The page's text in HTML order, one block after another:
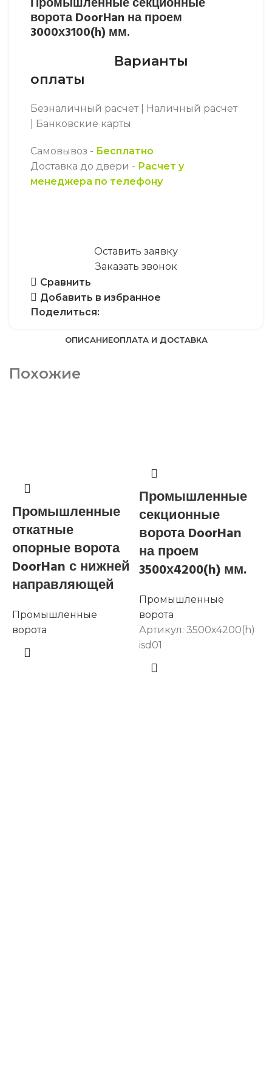
ворота DoorHan на проем
3000х3100(h) мм.
Варианты
оплаты
Безналичный расчет | Наличный расчет
| Банковские карты
Самовывоз - Бесплатно
Доставка до двери - Расчет у
менеджера по телефону
Оставить заявку
Заказать звонок
Сравнить
Добавить в избранное
Поделиться:
ОПИСАНИЕОПЛАТА И ДОСТАВКА
Похожие
Промышленные
откатные
опорные ворота
DoorHan с нижней
направляющей
Промышленные
ворота
Промышленные
секционные
ворота DoorHan
на проем
3500х4200(h) мм.
Промышленные
ворота
Артикул: 3500х4200(h)
isd01